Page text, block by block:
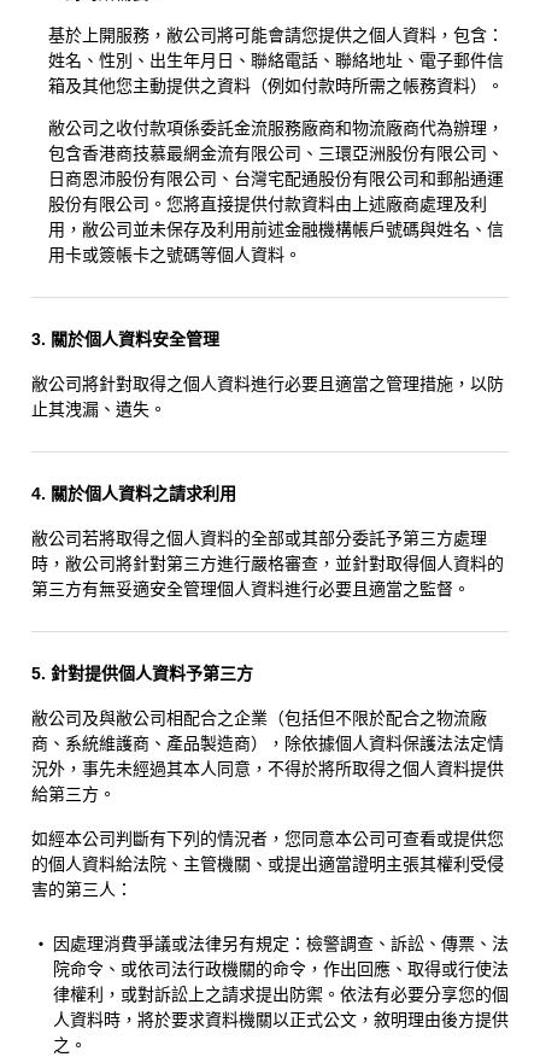
基於上開服務，敝公司將可能會請您提供之個人資料，包含：
姓名、性別、出生年月日、聯絡電話、聯絡地址、電子郵件信
箱及其他您主動提供之資料（例如付款時所需之帳務資料）。
敝公司之收付款項係委託金流服務廠商和物流廠商代為辦理，
包含香港商技慕最網金流有限公司、三環亞洲股份有限公司、
日商恩沛股份有限公司、台灣宅配通股份有限公司和郵船通運
股份有限公司。您將直接提供付款資料由上述廠商處理及利
用，敝公司並未保存及利用前述金融機構帳戶號碼與姓名、信
用卡或簽帳卡之號碼等個人資料。
3. 關於個人資料安全管理
敝公司將針對取得之個人資料進行必要且適當之管理措施，以防
止其洩漏、遺失。
4. 關於個人資料之請求利用
敝公司若將取得之個人資料的全部或其部分委託予第三方處理
時，敝公司將針對第三方進行嚴格審查，並針對取得個人資料的
第三方有無妥適安全管理個人資料進行必要且適當之監督。
5. 針對提供個人資料予第三方
敝公司及與敝公司相配合之企業（包括但不限於配合之物流廠
商、系統維護商、產品製造商），除依據個人資料保護法法定情
況外，事先未經過其本人同意，不得於將所取得之個人資料提供
給第三方。
如經本公司判斷有下列的情況者，您同意本公司可查看或提供您
的個人資料給法院、主管機關、或提出適當證明主張其權利受侵
害的第三人：
・
因處理消費爭議或法律另有規定：檢警調查、訴訟、傳票、法
院命令、或依司法行政機關的命令，作出回應、取得或行使法
律權利，或對訴訟上之請求提出防禦。依法有必要分享您的個
人資料時，將於要求資料機關以正式公文，敘明理由後方提供
之。